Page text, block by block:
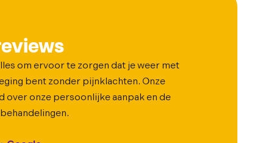
om ervoor te zorgen dat je weer met
bent zonder pijnklachten. Onze
over onze persoonlijke aanpak en de